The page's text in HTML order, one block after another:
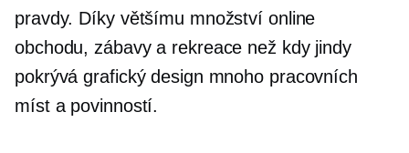
pravdy. Díky většímu množství online
obchodu, zábavy a rekreace než kdy jindy
pokrývá grafický design mnoho pracovních
míst a povinností.